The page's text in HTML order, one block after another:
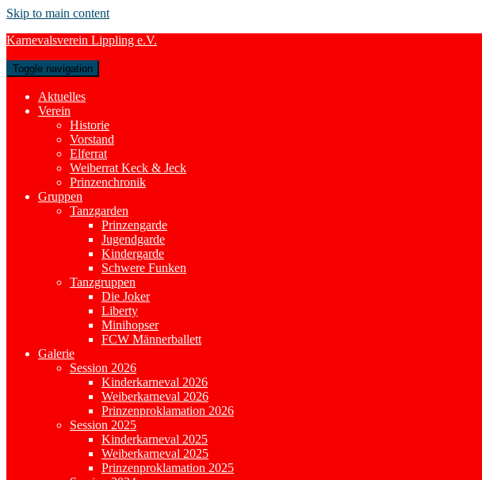
Skip to main content
Karnevalsverein Lippling e.V.
Toggle navigation
Aktuelles
Verein
Historie
Vorstand
Elferrat
Weiberrat Keck & Jeck
Prinzenchronik
Gruppen
Tanzgarden
Prinzengarde
Jugendgarde
Kindergarde
Schwere Funken
Tanzgruppen
Die Joker
Liberty
Minihopser
FCW Männerballett
Galerie
Session 2026
Kinderkarneval 2026
Weiberkarneval 2026
Prinzenproklamation 2026
Session 2025
Kinderkarneval 2025
Weiberkarneval 2025
Prinzenproklamation 2025